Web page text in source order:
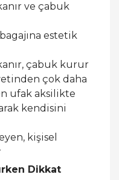
ve çabuk
bagajına estetik
çabuk kurur
çok daha
ufak aksilikte
kendisini
kişisel
Dikkat